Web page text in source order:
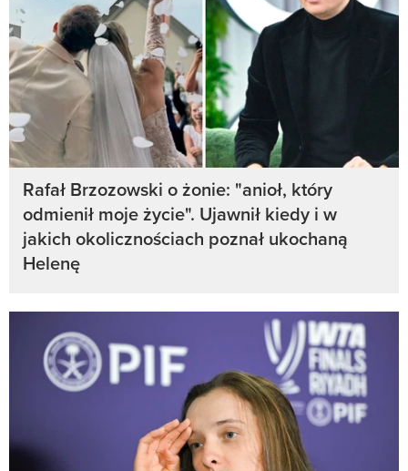
Rafał Brzozowski o żonie: "anioł, który
odmienił moje życie". Ujawnił kiedy i w
jakich okolicznościach poznał ukochaną
Helenę